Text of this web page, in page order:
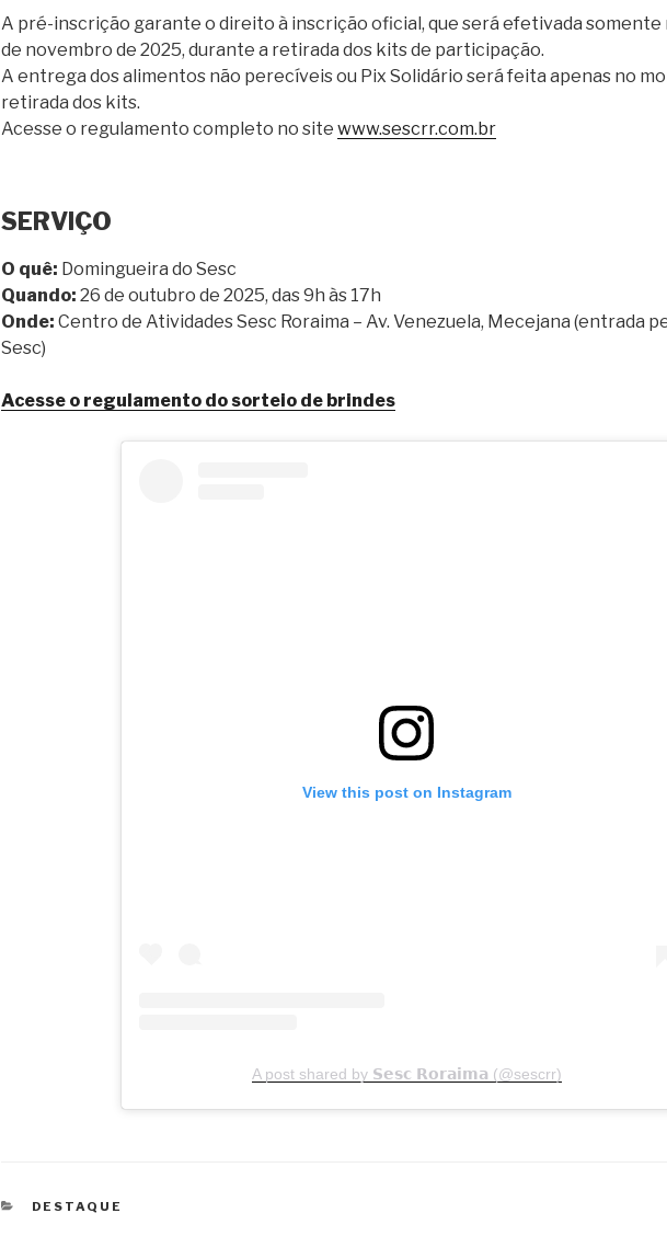
A pré-inscrição garante o direito à inscrição oficial, que será efetivada somente
de novembro de 2025, durante a retirada dos kits de participação.
A entrega dos alimentos não perecíveis ou Pix Solidário será feita apenas no
retirada dos kits.
Acesse o regulamento completo no site www.sescrr.com.br
SERVIÇO
O quê: Domingueira do Sesc
Quando: 26 de outubro de 2025, das 9h às 17h
Onde: Centro de Atividades Sesc Roraima – Av. Venezuela, Mecejana (entrada
Sesc)
Acesse o regulamento do sorteio de brindes
View this post on Instagram
A post shared by 𝗦𝗲𝘀𝗰 𝗥𝗼𝗿𝗮𝗶𝗺𝗮 (@sescrr)
CATEGORIAS
DESTAQUE